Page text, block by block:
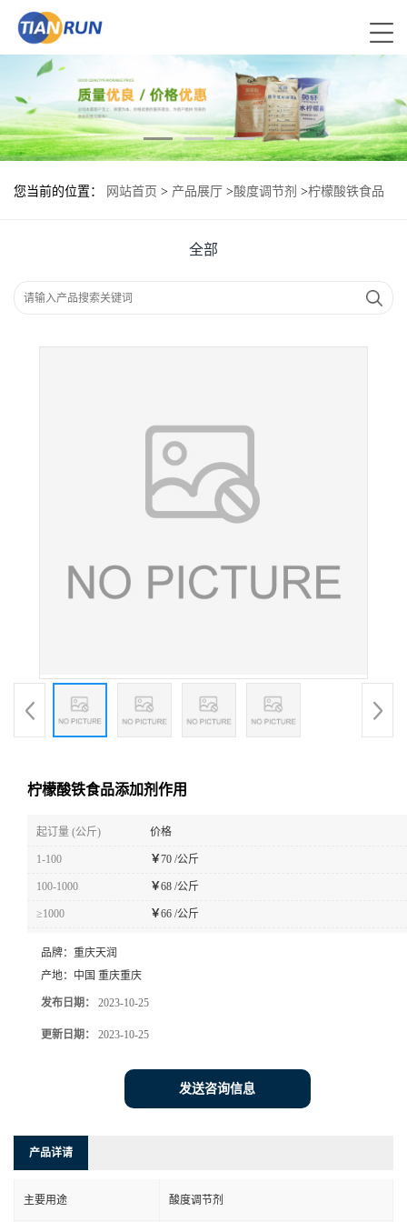
您当前的位置： 网站首页 > 产品展厅 >酸度调节剂 >柠檬酸铁食品
全部
柠檬酸铁食品添加剂作用
起订量 (公斤) 价格
1-100 ￥70 /公斤
100-1000 ￥68 /公斤
≥1000 ￥66 /公斤
品牌： 重庆天润
产地： 中国 重庆重庆
发布日期： 2023-10-25
更新日期： 2023-10-25
发送咨询信息
产品详请
主要用途 酸度调节剂